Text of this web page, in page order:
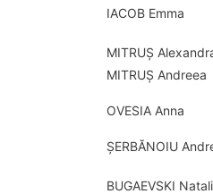
IACOB Emma
MITRUȘ
MITRUȘ Andreea
OVESIA Anna
ȘERBĂNOIU
BUGAEVSKI